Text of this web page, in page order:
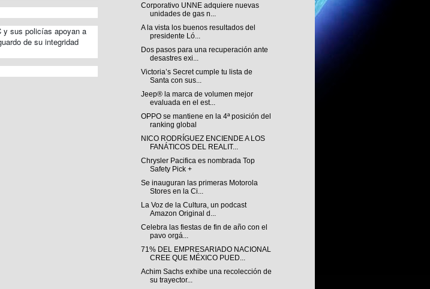
y sus policías apoyan a
de su integridad
Corporativo UNNE adquiere nuevas
unidades de gas n...
A la vista los buenos resultados del
presidente Ló...
Dos pasos para una recuperación ante
desastres exi...
Victoria’s Secret cumple tu lista de
Santa con sus...
Jeep® la marca de volumen mejor
evaluada en el est...
OPPO se mantiene en la 4ª posición del
ranking global
NICO RODRÍGUEZ ENCIENDE A LOS
FANÁTICOS DEL REALIT...
Chrysler Pacifica es nombrada Top
Safety Pick +
Se inauguran las primeras Motorola
Stores en la Ci...
La Voz de la Cultura, un podcast
Amazon Original d...
Celebra las fiestas de fin de año con el
pavo orgá...
71% DEL EMPRESARIADO NACIONAL
CREE QUE MÉXICO PUED...
Achim Sachs exhibe una recolección de
su trayector...